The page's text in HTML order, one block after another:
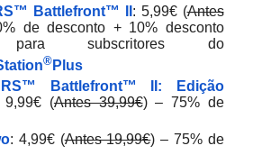
Battlefront™ II : 5,99€ (Antes
de desconto + 10% desconto
para subscritores do
®Plus
Battlefront™ II: Edição
9,99€ (Antes 39,99€) – 75% de
: 4,99€ (Antes 19,99€) – 75% de